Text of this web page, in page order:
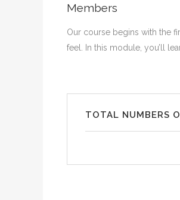
Members
Our course begins with the
feel. In this module, you’ll
TOTAL NUMBERS